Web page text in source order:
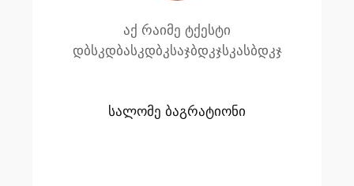
აქ რაიმე ტქესტი
დბსკდბასკდბკსაჯბდკჯსკასბდკჯ
სალომე ბაგრატიონი